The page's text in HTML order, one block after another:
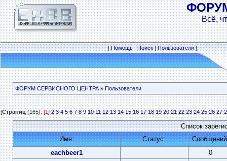
Всё,
|Помощь|Поиск|Пользователи|
ФОРУМ СЕРВИСНОГО ЦЕНТРА» Пользователи
[Страниц(165):[1] 2 3 4 5 6 7 8 9 10 11 12 13 14 15 16 17 18 19 20 21 22 23 24 25 26 27
Список
Имя:
Статус:
eachbeer1
0